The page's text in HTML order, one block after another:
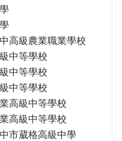
高級農業職業學校
中等學校
中等學校
中等學校
高級中等學校
高級中等學校
市葳格高級中學